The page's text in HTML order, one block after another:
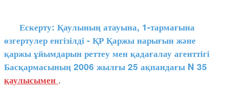
Ескерту: Қаулының атауына, 1-тармағына
өзгертулер енгізілді - ҚР Қаржы нарығын және
қаржы ұйымдарын реттеу мен қадағалау агенттігі
Басқармасының 2006 жылғы 25 ақпандағы N 35
қаулысымен .